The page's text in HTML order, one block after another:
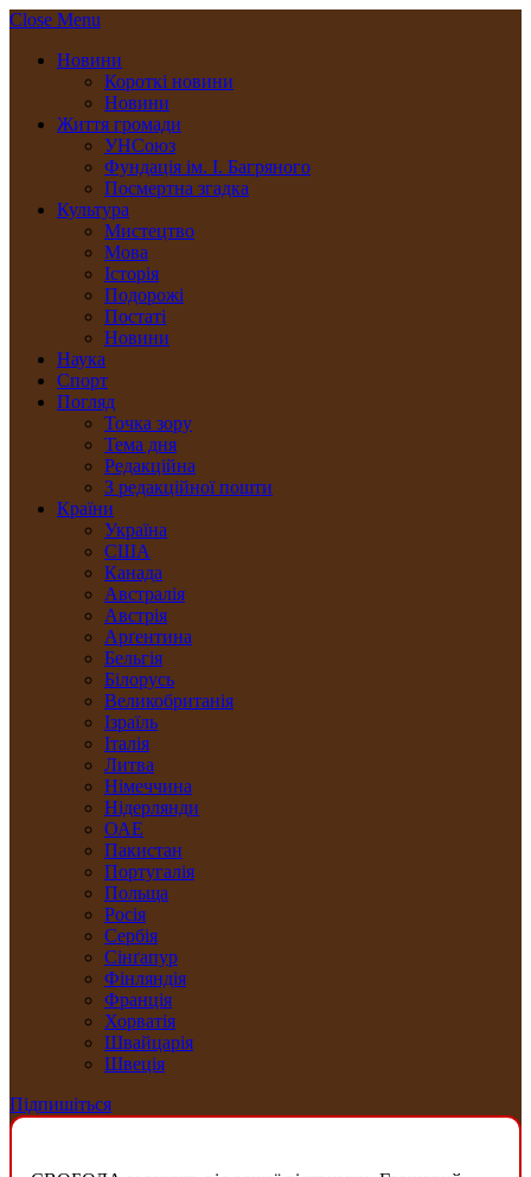
Close Menu
Новини
Короткі новини
Новини
Життя громади
УНСоюз
Фундація ім. І. Багряного
Посмертна згадка
Культура
Мистецтво
Мова
Історія
Подорожі
Постаті
Новини
Наука
Спорт
Погляд
Точка зору
Тема дня
Редакційна
З редакційної пошти
Країни
Україна
США
Канада
Австралія
Австрія
Арґентина
Бельгія
Білорусь
Великобританія
Ізраїль
Італія
Литва
Німеччина
Нідерлянди
ОАЕ
Пакистан
Португалія
Польща
Росія
Сербія
Сінґапур
Фінляндія
Франція
Хорватія
Швайцарія
Швеція
Підпишіться